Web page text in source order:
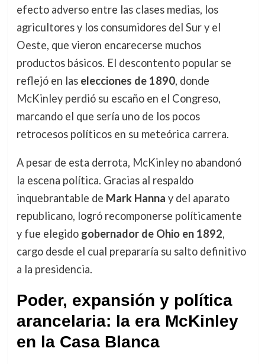
efecto adverso entre las clases medias, los
agricultores y los consumidores del Sur y el
Oeste, que vieron encarecerse muchos
productos básicos. El descontento popular se
reflejó en las elecciones de 1890, donde
McKinley perdió su escaño en el Congreso,
marcando el que sería uno de los pocos
retrocesos políticos en su meteórica carrera.
A pesar de esta derrota, McKinley no abandonó
la escena política. Gracias al respaldo
inquebrantable de Mark Hanna y del aparato
republicano, logró recomponerse políticamente
y fue elegido gobernador de Ohio en 1892,
cargo desde el cual prepararía su salto definitivo
a la presidencia.
Poder, expansión y política
arancelaria: la era McKinley
en la Casa Blanca